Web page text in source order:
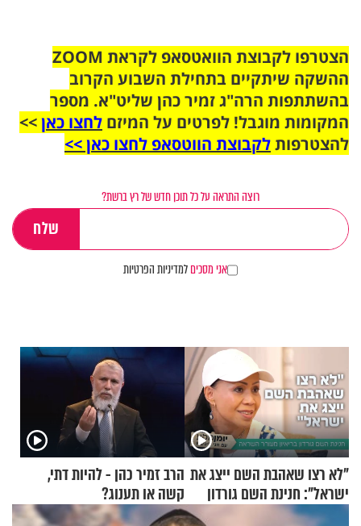
הצטרפו לקבוצת הוואטסאפ לקראת ZOOM
ההשקה שיתקיים בתחילת השבוע הקרוב
בהשתתפות הרה"ג זמיר כהן שליט"א. מספר
המקומות מוגבל! לפרטים על המיזם לחצו כאן>>
להצטרפותלקבוצת הווטסאפ לחצו כאן >>
רוצה התראה על כל תוכן חדש של רץ ברשת?
אני מסכיםלמדיניות הפרטיות
"לא רצו שאהבת השם ייצג את
ישראל": חנינת השם גורדון
בריאיון מעורר השראה
הרב זמיר כהן - להיות דתי,
קשה או תענוג?